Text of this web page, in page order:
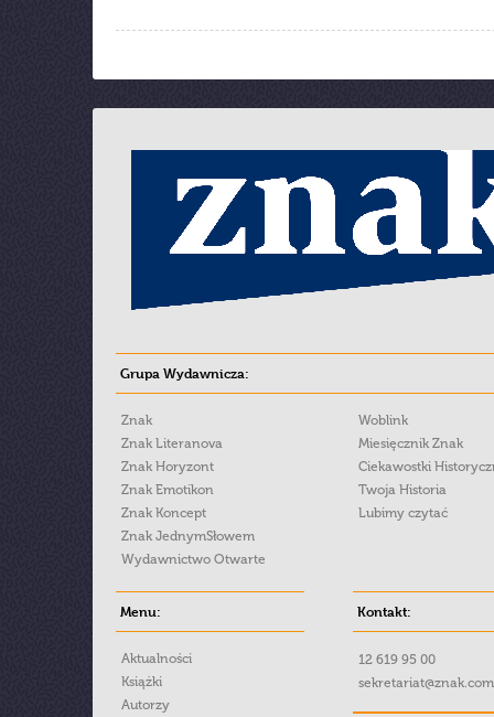
Grupa Wydawnicza:
Znak
Znak Literanova
Znak Horyzont
Znak Emotikon
Znak Koncept
Znak JednymSłowem
Wydawnictwo Otwarte
Woblink
Miesięcznik Znak
Ciekawostki
Twoja Historia
Lubimy czytać
Menu:
Aktualności
Książki
Autorzy
Kontakt:
12 619 95 00